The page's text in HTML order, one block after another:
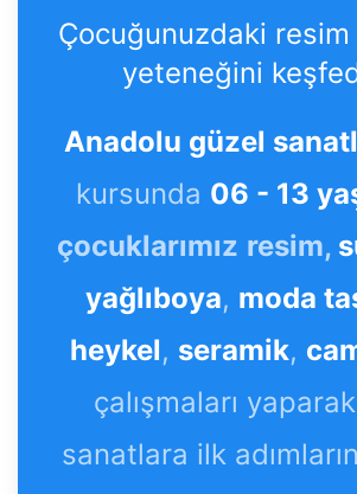
Çocuğunuzdaki
yeteneğini
Anadolu güzel
kursunda 06 - 13
çocuklarımız resim,
yağlıboya, moda
heykel, seramik,
çalışmaları
sanatlara ilk